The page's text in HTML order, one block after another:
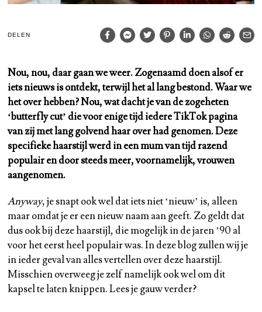
DELEN
Nou, nou, daar gaan we weer. Zogenaamd doen alsof er
iets nieuws is ontdekt, terwijl het al lang bestond. Waar we
het over hebben? Nou, wat dacht je van de zogeheten
‘butterfly cut’ die voor enige tijd iedere TikTok pagina
van zij met lang golvend haar over had genomen. Deze
specifieke haarstijl werd in een mum van tijd razend
populair en door steeds meer, voornamelijk, vrouwen
aangenomen.
Anyway, je snapt ook wel dat iets niet ‘nieuw’ is, alleen
maar omdat je er een nieuw naam aan geeft. Zo geldt dat
dus ook bij deze haarstijl, die mogelijk in de jaren ’90 al
voor het eerst heel populair was. In deze blog zullen wij je
in ieder geval van alles vertellen over deze haarstijl.
Misschien overweeg je zelf namelijk ook wel om dit
kapsel te laten knippen. Lees je gauw verder?